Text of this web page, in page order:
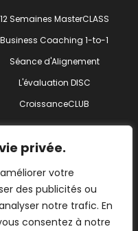
privée.
votre
des publicités ou
notre trafic. En
consentez à notre
12 Semaines MasterCLASS
Business Coaching 1-to-1
Séance d'Alignement
L'évaluation DISC
CroissanceCLUB